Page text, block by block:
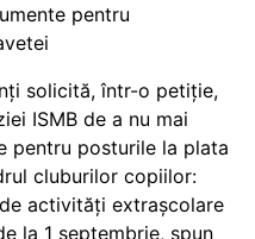
pentru
solicită, într-o petiție,
ISMB de a nu mai
pentru posturile la plata
cluburilor copiilor:
activități extrașcolare
la 1 septembrie, spun